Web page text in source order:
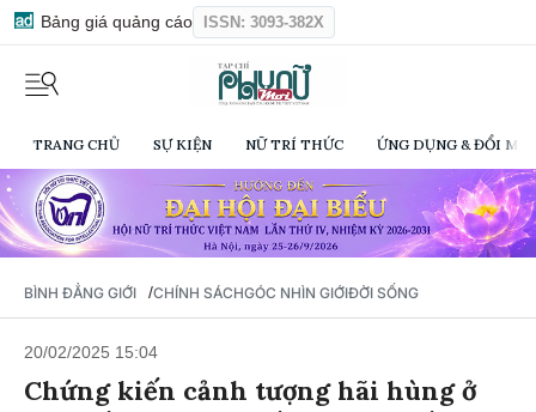
Bảng giá quảng cáo ISSN: 3093-382X
TRANG CHỦ SỰ KIỆN NỮ TRÍ THỨC ỨNG DỤNG & ĐỔI
BÌNH ĐẲNG GIỚI /CHÍNH SÁCHGÓC NHÌN GIỚIĐỜI SỐNG
20/02/2025 15:04
Chứng kiến cảnh tượng hãi hùng ở